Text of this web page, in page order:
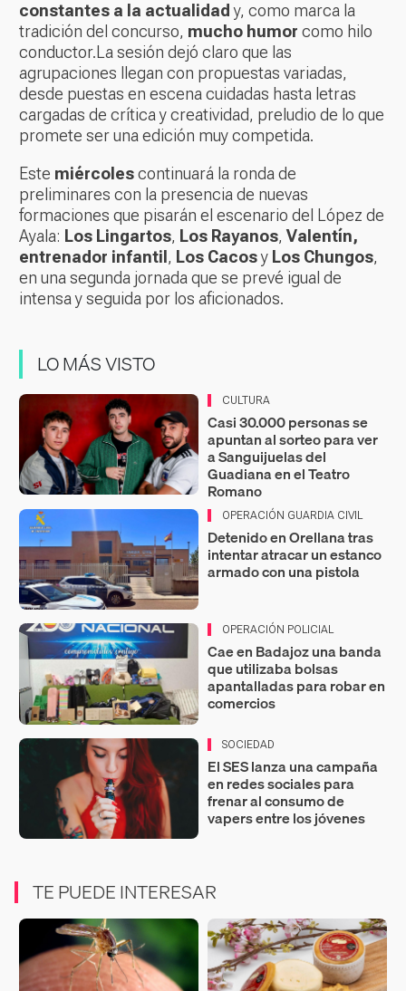
constantes a la actualidad y, como marca la
tradición del concurso, mucho humor como hilo
conductor.La sesión dejó claro que las
agrupaciones llegan con propuestas variadas,
desde puestas en escena cuidadas hasta letras
cargadas de crítica y creatividad, preludio de lo que
promete ser una edición muy competida.
Este miércolescontinuará la ronda de
preliminares con la presencia de nuevas
formaciones que pisarán el escenario del López de
Ayala: Los Lingartos, Los Rayanos, Valentín,
entrenador infantil , Los Cacosy Los Chungos,
en una segunda jornada que se prevé igual de
intensa y seguida por los aficionados.
LO MÁS VISTO
CULTURA
Casi 30.000 personas se
apuntan al sorteo para ver
a Sanguijuelas del
Guadiana en el Teatro
Romano
OPERACIÓN GUARDIA CIVIL
Detenido en Orellana tras
intentar atracar un estanco
armado con una pistola
OPERACIÓN POLICIAL
Cae en Badajoz una banda
que utilizaba bolsas
apantalladas para robar en
comercios
SOCIEDAD
El SES lanza una campaña
en redes sociales para
frenar al consumo de
vapers entre los jóvenes
TE PUEDE INTERESAR